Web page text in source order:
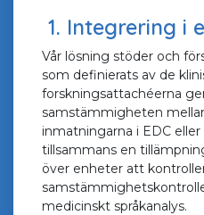
1. Integrering i
Vår lösning stöder och
som definierats av de
forskningsattachéerna
samstämmigheten
inmatningarna i EDC
tillsammans en
över enheter att
medicinskt språkanalys.